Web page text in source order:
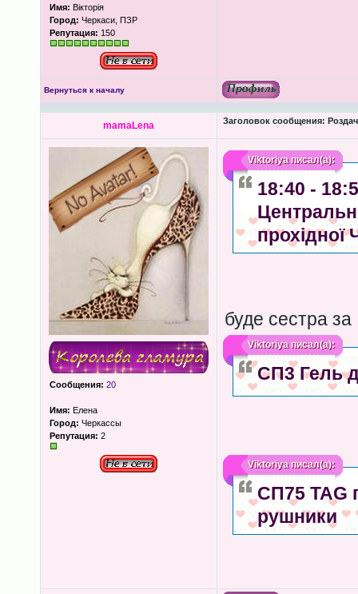
Имя: Вікторія
Город: Черкаси, ПЗР
Репутация: 150
Вернуться к началу
mamaLena Заголовок сообщения:
Сообщения: 20
Имя: Елена
Город: Черкассы
Репутация: 2
Viktoriyaписал(а):
18:40 -
прохідної
буде сестра за
Viktoriyaписал(а):
СП3 Гель
Viktoriyaписал(а):
СП75 TAG
рушники